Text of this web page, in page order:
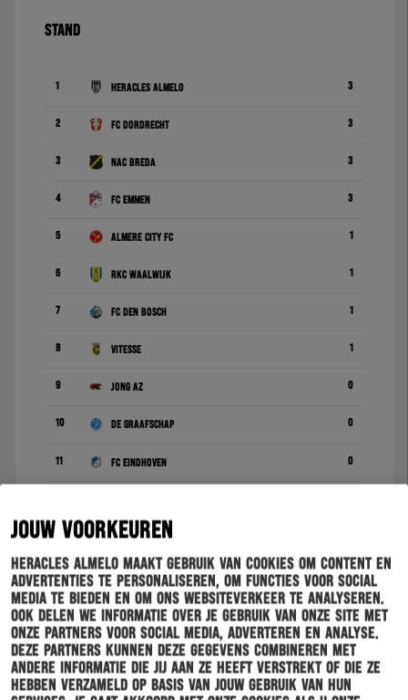
JOUW VOORKEUREN
Heracles Almelo maakt gebruik van cookies om content en
advertenties te personaliseren, om functies voor social
media te bieden en om ons websiteverkeer te analyseren.
Ook delen we informatie over je gebruik van onze site met
onze partners voor social media, adverteren en analyse.
Deze partners kunnen deze gegevens combineren met
andere informatie die jij aan ze heeft verstrekt of die ze
hebben verzameld op basis van jouw gebruik van hun
STAND
1 Heracles Almelo 3
2 FC Dordrecht 3
3 NAC Breda 3
4 FC Emmen 3
5 Almere City FC 1
6 RKC Waalwijk 1
7 FC Den Bosch 1
8 Vitesse 1
9 Jong AZ 0
10 De Graafschap 0
11 FC Eindhoven 0
13 MVV Maastricht
14 PSV 0
15 Jong FC Utrecht 0
16 FC Volendam 0
17 VVV-Venlo 0